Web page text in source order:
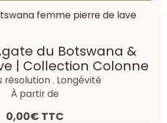
du Botswana &
| Collection Colonne
résolution . Longévité
À partir de
0,00€ TTC